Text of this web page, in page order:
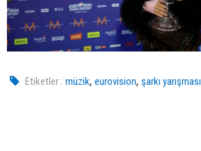
Etiketler : müzik,eurovision,şarkı yarışması